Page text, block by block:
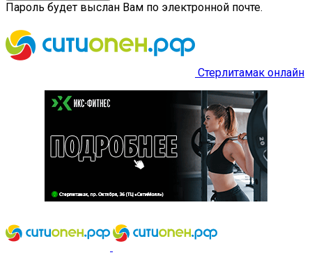
Пароль будет выслан Вам по электронной почте.
Стерлитамак онлайн